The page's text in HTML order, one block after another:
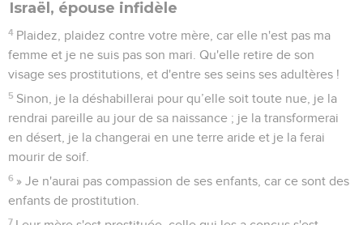
et lui donna un fils.
4 L'Eternel lui dit : « Appelle-le Jizreel, car encore un peu de
temps et j’interviendrai contre la famille de Jéhu à cause du
sang versé à Jizreel, je mettrai fin au royaume de la
communauté d'Israël.
Ce jour-là, je briserai l'arc d'Israël dans la vallée de
Jizreel. »
6 Elle fut de nouveau enceinte et mit au monde une fille.
L'Eternel dit à Osée : « Appelle-la Lo-Ruchama, car je ne
continuerai plus à avoir compassion de la communauté
d'Israël, je ne lui pardonnerai plus.